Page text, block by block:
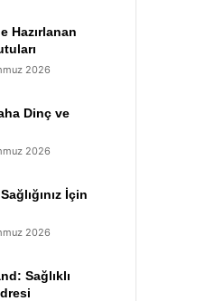
Hazırlanan
2026
Dinç ve
2026
İçin
2026
Sağlıklı